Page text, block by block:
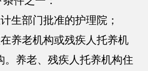
计生部门批准的护理院；
在养老机构或残疾人托养机
。养老、残疾人托养机构住